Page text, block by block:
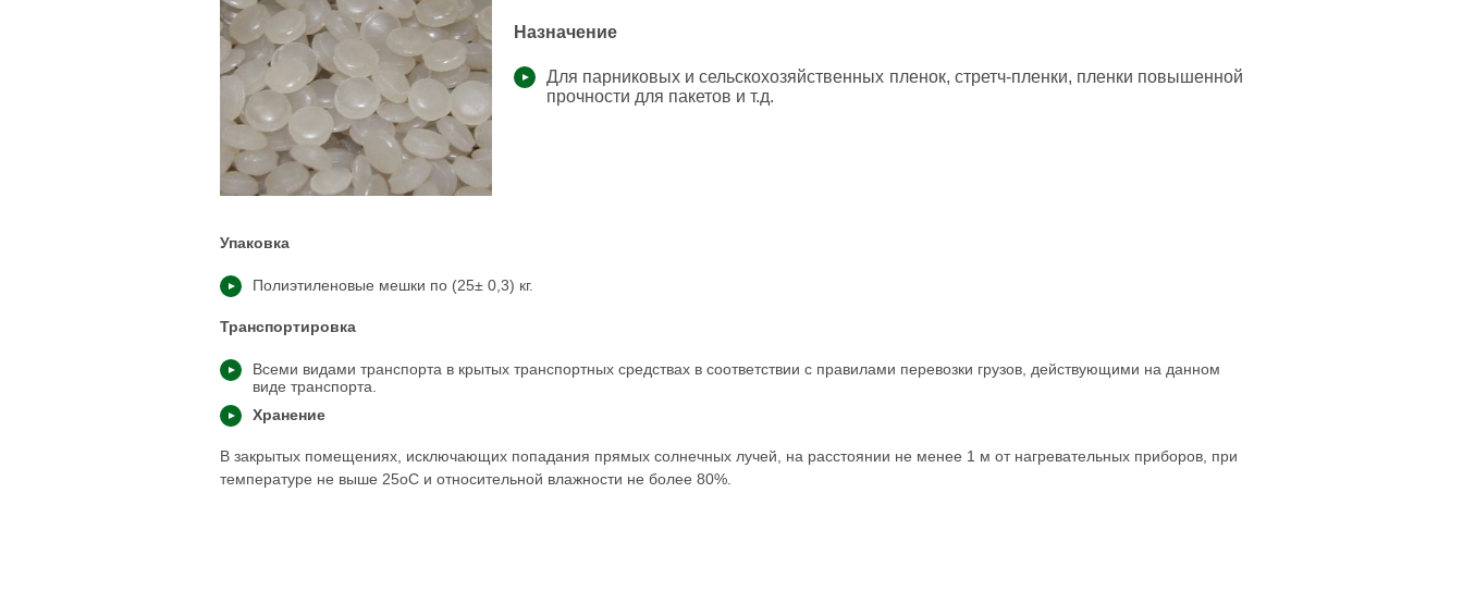
Назначение
Для парниковых и сельскохозяйственных пленок, стретч-пленки, пленки повышенной
прочности для пакетов и т.д.
Упаковка
Полиэтиленовые мешки по (25± 0,3) кг.
Транспортировка
Всеми видами транспорта в крытых транспортных средствах в соответствии с правилами перевозки грузов, действующими на данном
виде транспорта.
Хранение
В закрытых помещениях, исключающих попадания прямых солнечных лучей, на расстоянии не менее 1 м от нагревательных приборов, при
температуре не выше 25оС и относительной влажности не более 80%.